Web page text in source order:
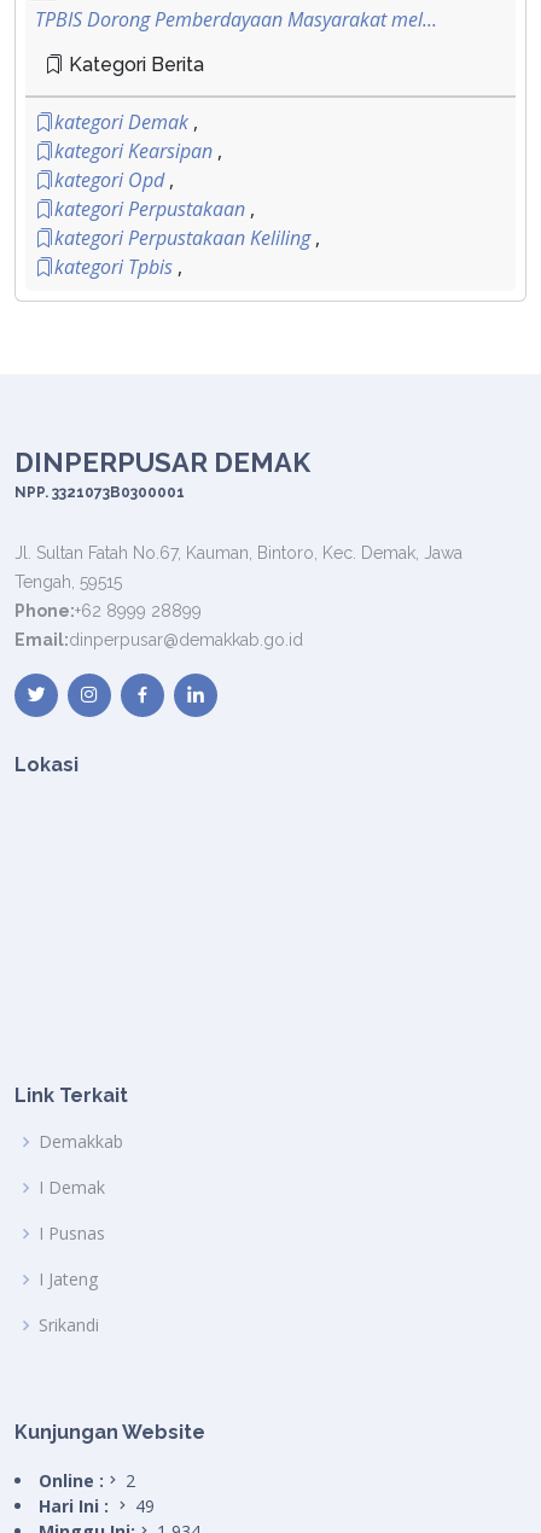
TPBIS Dorong Pemberdayaan Masyarakat mel...
Kategori Berita
kategori Demak ,
kategori Kearsipan ,
kategori Opd ,
kategori Perpustakaan ,
kategori Perpustakaan Keliling ,
kategori Tpbis ,
DINPERPUSAR DEMAK
NPP. 3321073B0300001
Jl. Sultan Fatah No.67, Kauman, Bintoro, Kec. Demak, Jawa
Tengah, 59515
Phone:+62 8999 28899
Email:dinperpusar@demakkab.go.id
Lokasi
Link Terkait
Demakkab
I Demak
I Pusnas
I Jateng
Srikandi
Kunjungan Website
Online :
2
Hari Ini :
49